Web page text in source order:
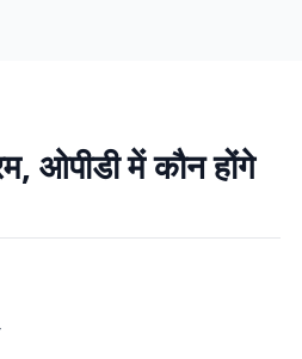
ओपीडी में कौन होंगे